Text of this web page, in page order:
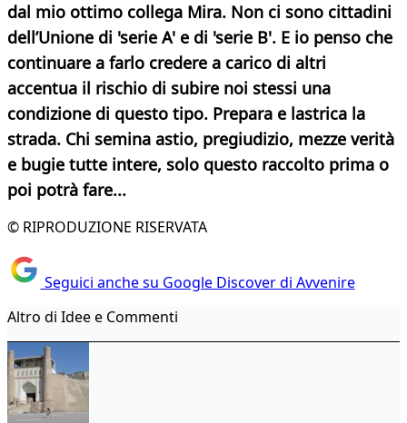
dal mio ottimo collega Mira. Non ci sono cittadini
dell’Unione di 'serie A' e di 'serie B'. E io penso che
continuare a farlo credere a carico di altri
accentua il rischio di subire noi stessi una
condizione di questo tipo. Prepara e lastrica la
strada. Chi semina astio, pregiudizio, mezze verità
e bugie tutte intere, solo questo raccolto prima o
poi potrà fare...
© RIPRODUZIONE RISERVATA
Seguici anche su Google Discover di Avvenire
Altro di Idee e Commenti